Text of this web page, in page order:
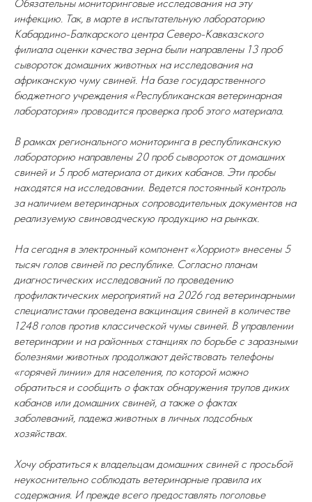
Обязательны мониторинговые исследования на эту
инфекцию. Так, в марте в испытательную лабораторию
Кабардино-Балкарского центра Северо-Кавказского
филиала оценки качества зерна были направлены 13 проб
сывороток домашних животных на исследования на
африканскую чуму свиней. На базе государственного
бюджетного учреждения «Республиканская ветеринарная
лаборатория» проводится проверка проб этого материала.
В рамках регионального мониторинга в республиканскую
лабораторию направлены 20 проб сывороток от домашних
свиней и 5 проб материала от диких кабанов. Эти пробы
находятся на исследовании. Ведется постоянный контроль
за наличием ветеринарных сопроводительных документов на
реализуемую свиноводческую продукцию на рынках.
На сегодня в электронный компонент «Хорриот» внесены 5
тысяч голов свиней по республике. Согласно планам
диагностических исследований по проведению
профилактических мероприятий на 2026 год ветеринарными
специалистами проведена вакцинация свиней в количестве
1248 голов против классической чумы свиней. В управлении
ветеринарии и на районных станциях по борьбе с заразными
болезнями животных продолжают действовать телефоны
«горячей линии» для населения, по которой можно
обратиться и сообщить о фактах обнаружения трупов диких
кабанов или домашних свиней, а также о фактах
заболеваний, падежа животных в личных подсобных
хозяйствах.
Хочу обратиться к владельцам домашних свиней с просьбой
неукоснительно соблюдать ветеринарные правила их
содержания. И прежде всего предоставлять поголовье